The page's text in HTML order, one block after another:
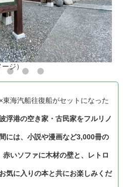
ジ）
海汽船往復船がセットになった
浮港の空き家・古民家をフルリノ
には、小説や漫画など3,000冊の
いソファに木材の壁と、レトロ
気に入りの本と共にお楽しみくだ